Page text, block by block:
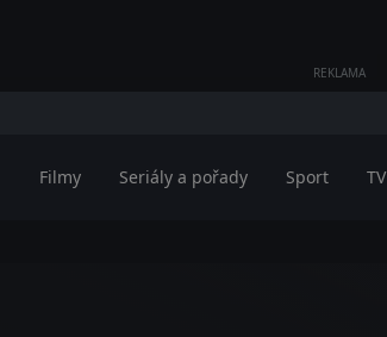
REKLAMA
Filmy Seriály a pořady Sport TV